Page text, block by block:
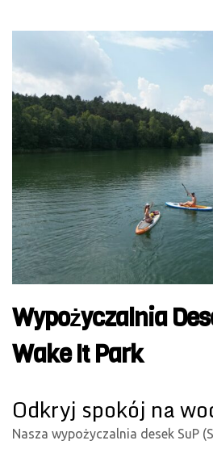
Wypożyczalnia
Wake It Park
Odkryj spokój na
Nasza wypożyczalnia desek SuP